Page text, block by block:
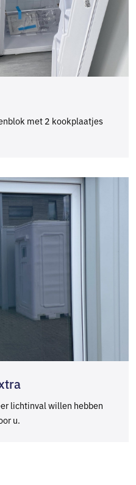
met 2 kookplaatjes
lichtinval willen hebben
u.